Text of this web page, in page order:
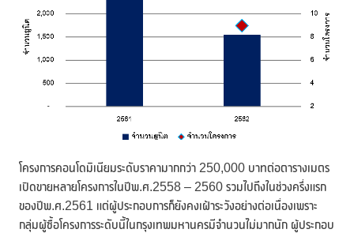
โครงการคอนโดมิเนียมระดับราคามากกว่า 250,000 บาทต่อตารางเมตร
เปิดขายหลายโครงการในปีพ.ศ.2558 – 2560 รวมไปถึงในช่วงครึ่งแรก
ของปีพ.ศ.2561 แต่ผู้ประกอบการก็ยังคงเฝ้าระวังอย่างต่อเนื่องเพราะ
กลุ่มผู้ซื้อโครงการระดับนี้ในกรุงเทพมหานครมีจำนวนไม่มากนัก ผู้ประกอบ